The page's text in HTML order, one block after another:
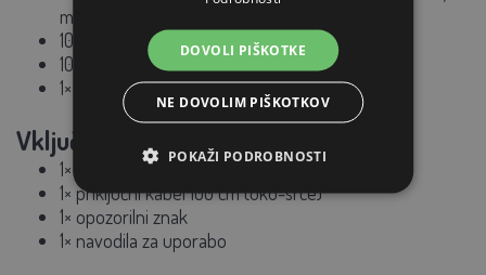
mm, zelen
10 m visokonapetostni kabel, 1,6 mm
10× stebriček 74 cm (nad tlemi 56 cm), 7× ušesce
1× talna palica 75 cm
Vključeno v paket generatorja:
1× ozemljitveni kabel 150 cm (ušesce-ušesce)
1× priključni kabel 100 cm (oko-srce)
1× opozorilni znak
1× navodila za uporabo
DOVOLI PIŠKOTKE
NE DOVOLIM PIŠKOTKOV
POKAŽI PODROBNOSTI